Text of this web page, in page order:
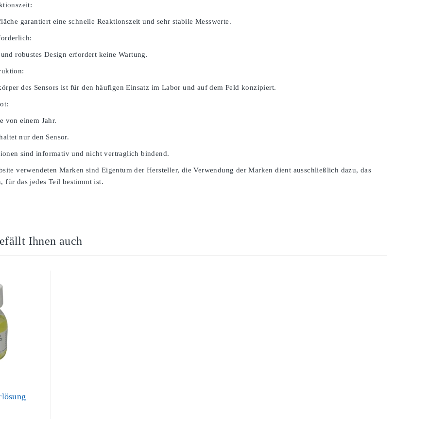
garantiert eine schnelle Reaktionszeit und sehr stabile Messwerte.
robustes Design erfordert keine Wartung.
des Sensors ist für den häufigen Einsatz im Labor und auf dem Feld konzipiert.
von einem Jahr.
nur den Sensor.
sind informativ und nicht vertraglich bindend.
verwendeten Marken sind Eigentum der Hersteller, die Verwendung der Marken dient ausschließlich dazu, das
für das jedes Teil bestimmt ist.
Ihnen auch